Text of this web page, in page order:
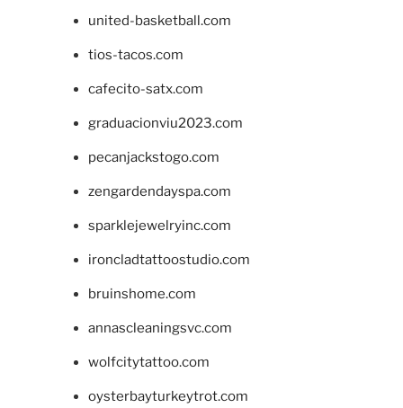
united-basketball.com
tios-tacos.com
cafecito-satx.com
graduacionviu2023.com
pecanjackstogo.com
zengardendayspa.com
sparklejewelryinc.com
ironcladtattoostudio.com
bruinshome.com
annascleaningsvc.com
wolfcitytattoo.com
oysterbayturkeytrot.com